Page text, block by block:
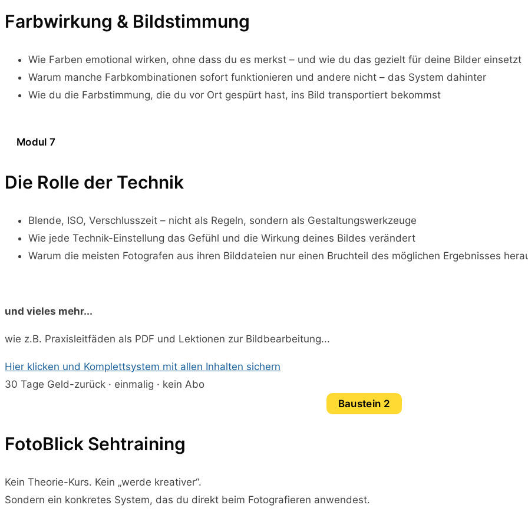
Farbwirkung & Bildstimmung
Wie Farben emotional wirken, ohne dass du es merkst – und wie du das gezielt für deine Bilder einsetzt
Warum manche Farbkombinationen sofort funktionieren und andere nicht – das System dahinter
Wie du die Farbstimmung, die du vor Ort gespürt hast, ins Bild transportiert bekommst
Modul 7
Die Rolle der Technik
Blende, ISO, Verschlusszeit – nicht als Regeln, sondern als Gestaltungswerkzeuge
Wie jede Technik-Einstellung das Gefühl und die Wirkung deines Bildes verändert
Warum die meisten Fotografen aus ihren Bilddateien nur einen Bruchteil des möglichen Ergebnisses
und vieles mehr...
wie z.B. Praxisleitfäden als PDF und Lektionen zur Bildbearbeitung...
Hier klicken und Komplettsystem mit allen Inhalten sichern
30 Tage Geld-zurück · einmalig · kein Abo
Baustein 2
FotoBlick Sehtraining
Kein Theorie-Kurs. Kein „werde kreativer“.
Sondern ein konkretes System, das du direkt beim Fotografieren anwendest.